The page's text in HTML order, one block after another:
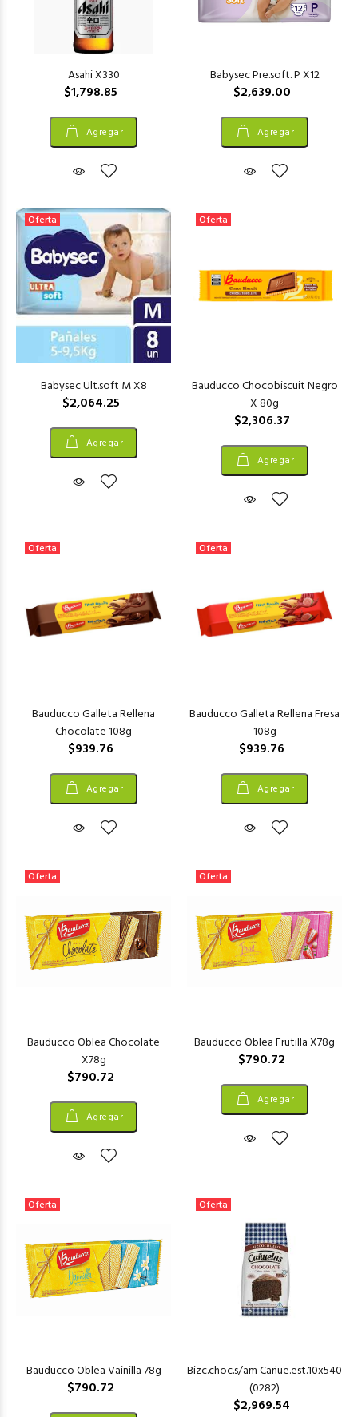
Asahi X330
$1,798.85
Agregar
Babysec Pre.soft. P X12
$2,639.00
Agregar
Oferta
Babysec Ult.soft M X8
$2,064.25
Agregar
Oferta
Bauducco Chocobiscuit Negro
X 80g
$2,306.37
Agregar
Oferta
Bauducco Galleta Rellena
Chocolate 108g
$939.76
Agregar
Oferta
Bauducco Galleta Rellena Fresa
108g
$939.76
Agregar
Oferta
Bauducco Oblea Chocolate
X78g
$790.72
Agregar
Oferta
Bauducco Oblea Frutilla X78g
$790.72
Agregar
Oferta
Bauducco Oblea Vainilla 78g
$790.72
Oferta
Bizc.choc.s/am Cañue.est.10x540
(0282)
$2,969.54